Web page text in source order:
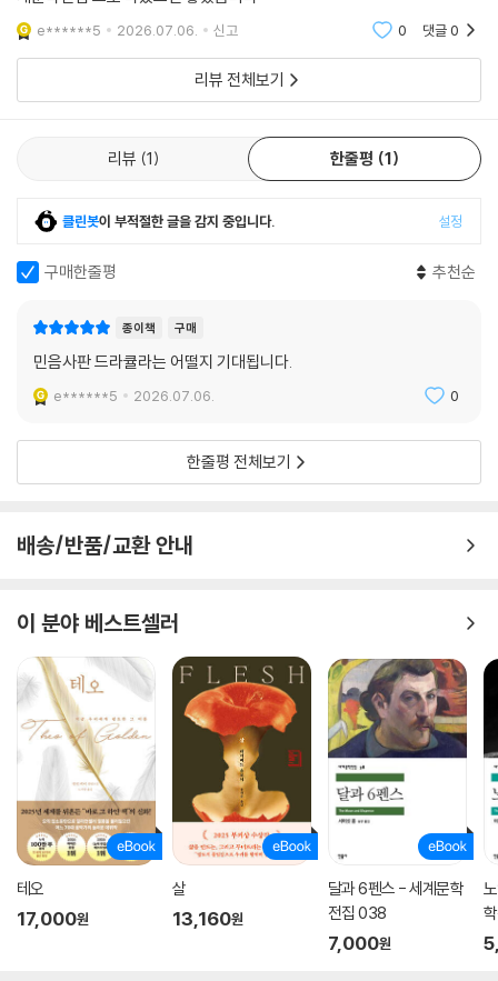
19세기 말 런던, 고대의 악이 깨어나다
19세기 말 영국, 젊은 변호사 조너선 하커는 업무차 루마니아 국경의 외딴
지역 트란실바니아의 고성으로 향한다. 그곳에서 그를 기다리는 것은 기이
닫는다. 백작은 수백 년을 살아온 불멸의 흡혈귀였으며, 이제 새로운 사냥
터인 런던을 향해 떠날 준비를 하고 있다. 드라큘라가 영국에 상륙하면서
루시는 정체 모를 병으로 생기를 잃어 간다. 미나와 조너선, 그리고 용감한
동료들은 마침내 흡혈귀 사냥 전문가인 반 헬싱 교수와 의기투합한다. 이
들은 과학과 미신, 이성과 공포가 교차하는 치열한 대결 속에서 악의 화신
의 세월을 살아남은 지혜와 초자연적인 능력을 갖춘 그는, 인간들의 추적
을 한발 앞서 따돌리며 미나에게까지 마수를 뻗친다. 과연 인간들은 이 고
대의 악을 물리치고 희생된 영혼들을 구해 낼 수 있을 것인가?
무의식, 성욕, 전염병, 적그리스도―빅토리아 시대의 불안이 응축된 괴물
지 못하는 것이다. 스토커는 빅토리아 시대 영국이 억압하고 봉인하려 했
현 등 근본적인 변혁의 요구가 거세지던 시기였다. 드라큘라의 흡혈은 성
행위의 은유이자, 1860년대부터 세 차례에 걸쳐 성병 검사 법안이 통과될
만큼 당대를 공포에 떨게 했던 성병의 전파를 상징하기도 한다. 초대한 자
에게만 다가갈 수 있다는 그의 속성은 욕망을 부정하면서도 그것에 이끌리
는 인간 무의식을 정확히 가리키며, 피를 빼앗긴 자가 결국 흡혈귀가 된다
는 전승의 논리는 전염병이 퍼져 나가는 과정과 일치한다. 나아가 드라큘
라는 예수가 최후의 만찬에서 피를 나누어 준 것과 정반대로 타인의 피를
빨아 영생을 이어가는 적그리스도로, 기독교적 세계관에 존재하는 가장 깊
은 공포를 형상화한 것이다.
루시와 미나라는 두 여성 인물을 통해 스토커는 빅토리아 시대의 모순을
더욱 선명하게 드러낸다. 성적으로 개방적이고 복수의 남성에게 매력을 느
끼는 루시는 드라큘라의 희생양이 되어 파멸하는 반면, 남편에게 헌신하며
탁월한 논리적 능력으로 일행의 승리에 결정적으로 기여하는 미나는 구원
e******5 2026.07.06. 신고 0 댓글0
리뷰 전체보기
리뷰 1 한줄평 1
클린봇이 부적절한 글을 감지 중입니다. 설정
구매한줄평 추천순
종이책 구매
민음사판 드라큘라는 어떨지 기대됩니다.
e******5 2026.07.06. 0
한줄평 전체보기
배송/반품/교환 안내
이 분야 베스트셀러
테오
17,000원
살
13,160원
달과 6펜스 - 세계문학
전집 038
7,000원